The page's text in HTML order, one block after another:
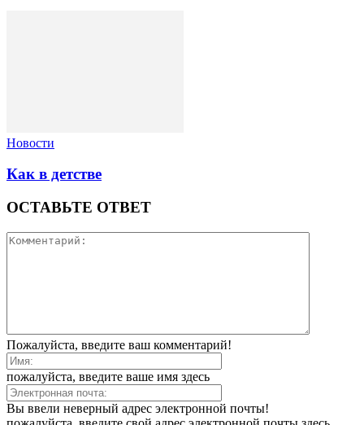
Новости
Как в детстве
ОСТАВЬТЕ ОТВЕТ
Пожалуйста, введите ваш комментарий!
пожалуйста, введите ваше имя здесь
Вы ввели неверный адрес электронной почты!